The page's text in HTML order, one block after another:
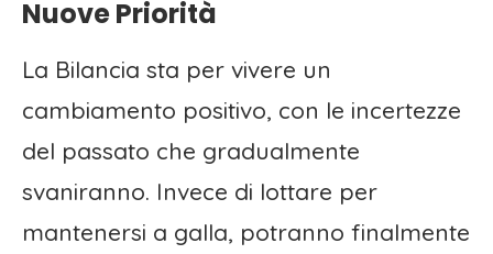
Nuove Priorità
La Bilancia sta per vivere un
cambiamento positivo, con le incertezze
del passato che gradualmente
svaniranno. Invece di lottare per
mantenersi a galla, potranno finalmente